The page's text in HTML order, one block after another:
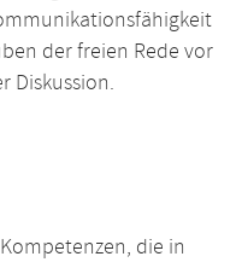
der freien Rede vor
Diskussion.
die in